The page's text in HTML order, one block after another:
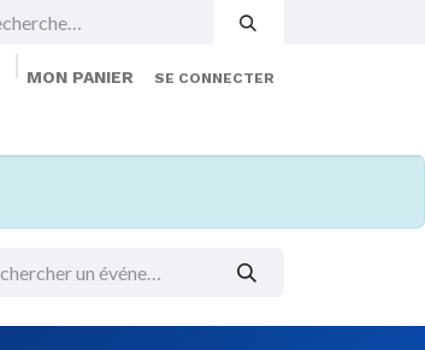
MON PANIER SE CONNECTER